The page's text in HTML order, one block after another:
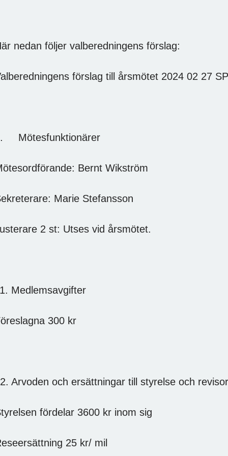
nedan följer valberedningens förslag:
förslag till årsmötet 2024 02 27
Mötesfunktionärer
Bernt Wikström
Marie Stefansson
2 st: Utses vid årsmötet.
Medlemsavgifter
300 kr
Arvoden och ersättningar till styrelse och
fördelar 3600 kr inom sig
25 kr/ mil